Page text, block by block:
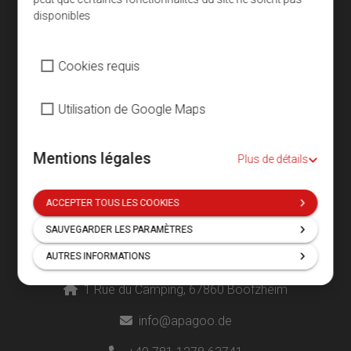
disponibles
Cookies requis
Utilisation de Google Maps
Mentions légales Plus de détails
ACCEPTER TOUS LES COOKIES
SAUVEGARDER LES PARAMÈTRES
AUTRES INFORMATIONSContact
1 Rue du Camping, 67860 Boofzheim
info@apagoo.de
AGB
Paramètres des cookies